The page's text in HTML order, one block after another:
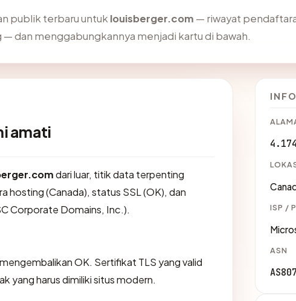
publik terbaru untuk louisberger.com — riwayat
dan menggabungkannya menjadi kartu di bawah.
amati
dari luar, titik data terpenting
hosting (Canada), status SSL (OK), dan
Corporate Domains, Inc.).
OK. Sertifikat TLS yang valid
yang harus dimiliki situs modern.
ISP /
ASN